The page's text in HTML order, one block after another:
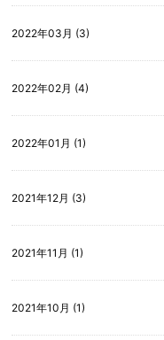
2022年03月 (3)
2022年02月 (4)
2022年01月 (1)
2021年12月 (3)
2021年11月 (1)
2021年10月 (1)